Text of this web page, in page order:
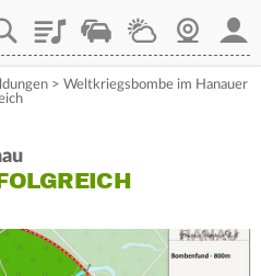
PlaylistStaupilotWetterWebcam
> Weltkriegsbombe im Hanauer